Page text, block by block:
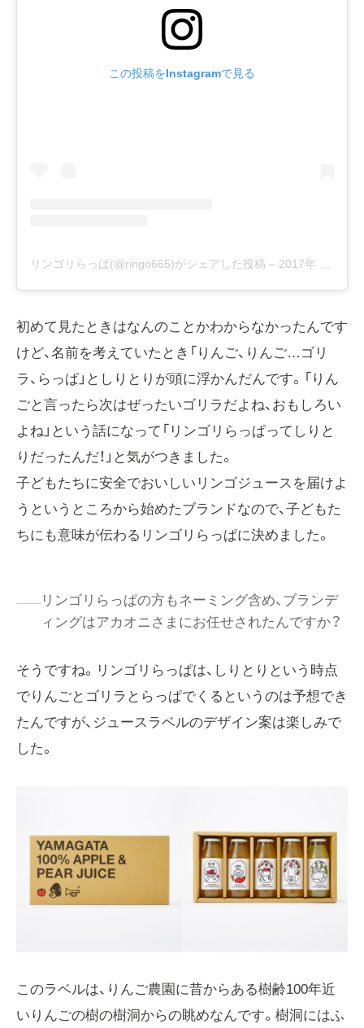
この投稿をInstagramで見る
リンゴリらっぱ(@ringo665)がシェアした投稿 – 2017年 8月月10日午前5時10分PDT
初めて見たときはなんのことかわからなかったんです
けど、名前を考えていたとき「りんご、りんご…ゴリ
ラ、らっぱ」としりとりが頭に浮かんだんです。「りん
ごと言ったら次はぜったいゴリラだよね、おもしろい
よね」という話になって「リンゴリらっぱってしりと
りだったんだ！」と気がつきました。
子どもたちに安全でおいしいリンゴジュースを届けよ
うというところから始めたブランドなので、子どもた
ちにも意味が伝わるリンゴリらっぱに決めました。
リンゴリらっぱの方もネーミング含め、ブランデ
ィングはアカオニさまにお任せされたんですか？
そうですね。リンゴリらっぱは、しりとりという時点
でりんごとゴリラとらっぱでくるというのは予想でき
たんですが、ジュースラベルのデザイン案は楽しみで
した。
このラベルは、りんご農園に昔からある樹齢100年近
いりんごの樹の樹洞からの眺めなんです。樹洞にはふ